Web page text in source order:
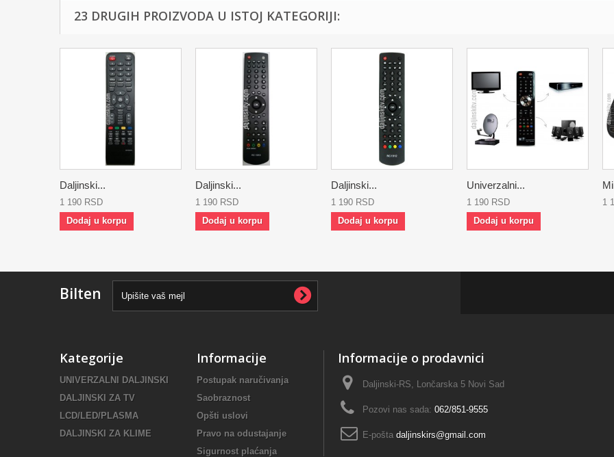
23 DRUGIH PROIZVODA U ISTOJ KATEGORIJI:
Daljinski...
1 190 RSD
Dodaj u korpu
Daljinski...
1 190 RSD
Dodaj u korpu
Daljinski...
1 190 RSD
Dodaj u korpu
Univerzalni...
1 190 RSD
Dodaj u korpu
1
Bilten
Kategorije
UNIVERZALNI DALJINSKI
DALJINSKI ZA TV
LCD/LED/PLASMA
DALJINSKI ZA KLIME
Informacije
Postupak naručivanja
Saobraznost
Opšti uslovi
Pravo na odustajanje
Sigurnost plaćanja
Informacije o prodavnici
Daljinski-RS, Lončarska 5 Novi Sad
Pozovi nas sada: 062/851-9555
E-pošta daljinskirs@gmail.com